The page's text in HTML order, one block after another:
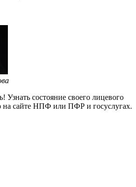
Узнать состояние своего лицевого
на сайте НПФ или ПФР и госуслугах.